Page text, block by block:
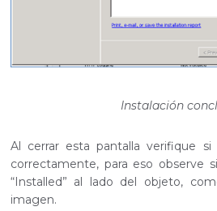
Instalación
Al cerrar esta pantalla verifique
correctamente, para eso observe
“Installed” al lado del objeto,
imagen.